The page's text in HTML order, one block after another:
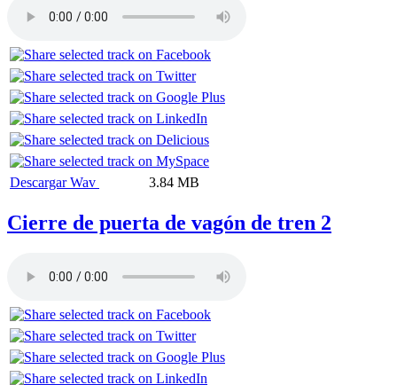
Descargar Wav 3.84 MB
Cierre de puerta de vagón de tren 2